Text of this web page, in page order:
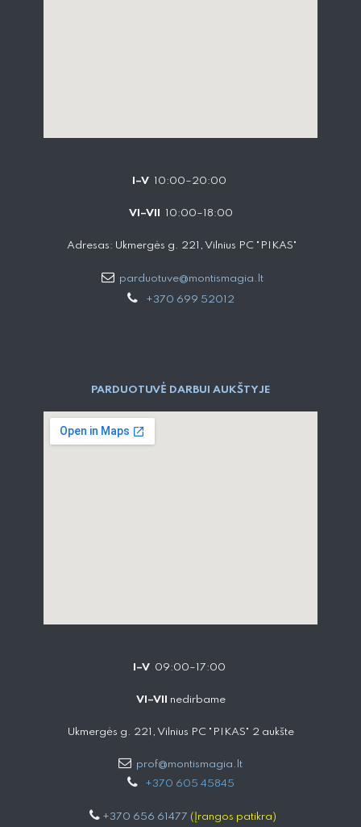
I–V 10:00–20:00
VI–VII 10:00–18:00
Adresas: Ukmergės g. 221, Vilnius PC "PIKAS"
parduotuve@montismagia.lt
+370 699 52012
PARDUOTUVĖ DARBUI AUKŠTYJE
I–V 09:00–17:00
VI–VII nedirbame
Ukmergės g. 221, Vilnius PC "PIKAS" 2 aukšte
prof@montismagia.lt
+370 605 4584​5
+370 656 61477 (Įrangos patikra)